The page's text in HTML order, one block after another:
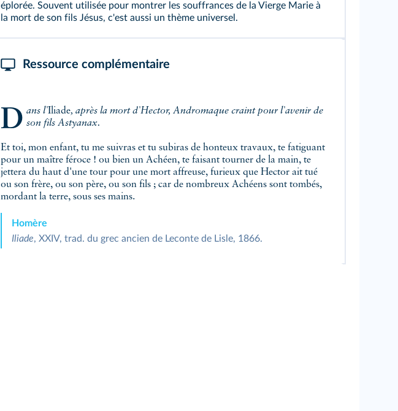
éplorée. Souvent utilisée pour montrer les souffrances de la Vierge Marie à
la mort de son fils Jésus, c'est aussi un thème universel.
Ressource complémentaire
Dans l'Iliade, après la mort d'Hector, Andromaque craint pour l'avenir de
son fils Astyanax.
Et toi, mon enfant, tu me suivras et tu subiras de honteux travaux, te fatiguant
pour un maître féroce ! ou bien un Achéen, te faisant tourner de la main, te
jettera du haut d'une tour pour une mort affreuse, furieux que Hector ait tué
ou son frère, ou son père, ou son fils ; car de nombreux Achéens sont tombés,
mordant la terre, sous ses mains.
Homère
Iliade, XXIV, trad. du grec ancien de Leconte de Lisle, 1866.